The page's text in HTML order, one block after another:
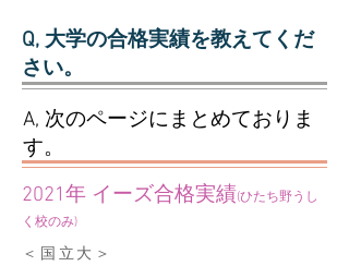
Q, 大学の合格実績を教えてくだ
さい。
A, 次のページにまとめておりま
す。
2021年 イーズ合格実績(ひたち野うし
く校のみ)
＜国立大＞